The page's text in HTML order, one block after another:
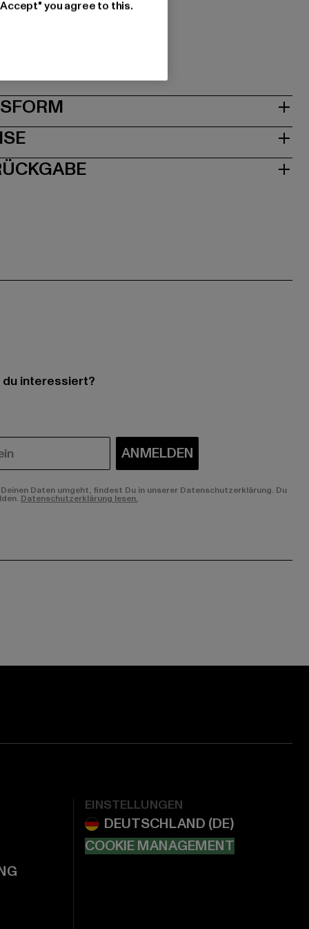
Köln | DE
PASSFORM
interessiert?
ANMELDEN
Daten umgeht, findest Du in unserer Datenschutzerklärung. Du
Datenschutzerklärung lesen.
EINSTELLUNGEN
COOKIE MANAGEMENT
you agree to this.